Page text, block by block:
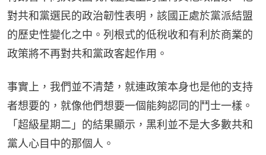
對共和黨選民的政治韌性表明，該國正處於黨派結盟
的歷史性變化之中。列根式的低稅收和有利於商業的
政策將不再對共和黨政客起作用。
事實上，我們並不清楚，就連政策本身也是他的支持
者想要的，就像他們想要一個能夠認同的鬥士一樣。
「超級星期二」的結果顯示，黑利並不是大多數共和
黨人心目中的那個人。